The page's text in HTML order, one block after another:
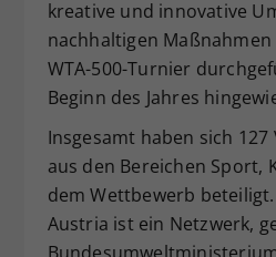
kreative und innovative
nachhaltigen
WTA-500-Turnier
Beginn des Jahres
Insgesamt haben sich
aus den Bereichen Sport,
dem Wettbewerb
Austria ist ein Netzwerk,